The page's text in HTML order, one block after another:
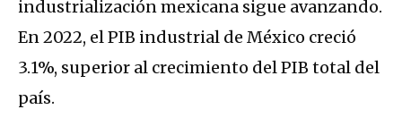
industrialización mexicana sigue avanzando.
En 2022, el PIB industrial de México creció
3.1%, superior al crecimiento del PIB total del
país.